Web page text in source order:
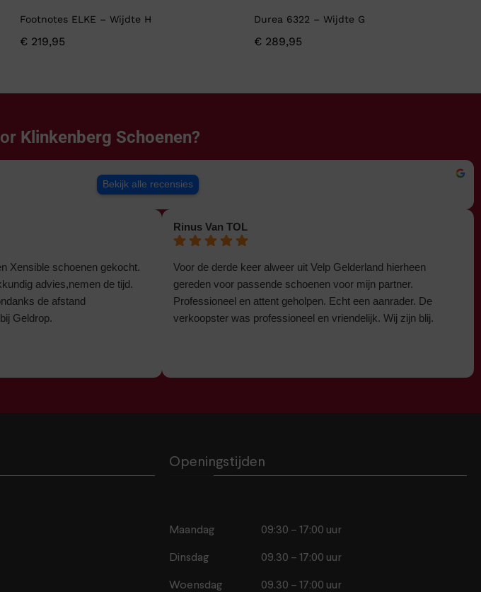
Footnotes ELKE – Wijdte H
€ 219,95
Durea 6322 – Wijdte G
€ 289,95
Klinkenberg Schoenen?
Bekijk alle recensies
Xensible schoenen gekocht.
advies,nemen de tijd.
de afstand
Geldrop.
Rinus Van TOL
Voor de derde keer alweer uit Velp Gelderland hierheen
gereden voor passende schoenen voor mijn partner.
Professioneel en attent geholpen. Echt een aanrader. De
verkoopster was professioneel en vriendelijk. Wij zijn blij.
Openingstijden
Maandag 09:30 – 17:00 uur
Dinsdag 09.30 – 17:00 uur
Woensdag 09.30 – 17:00 uur